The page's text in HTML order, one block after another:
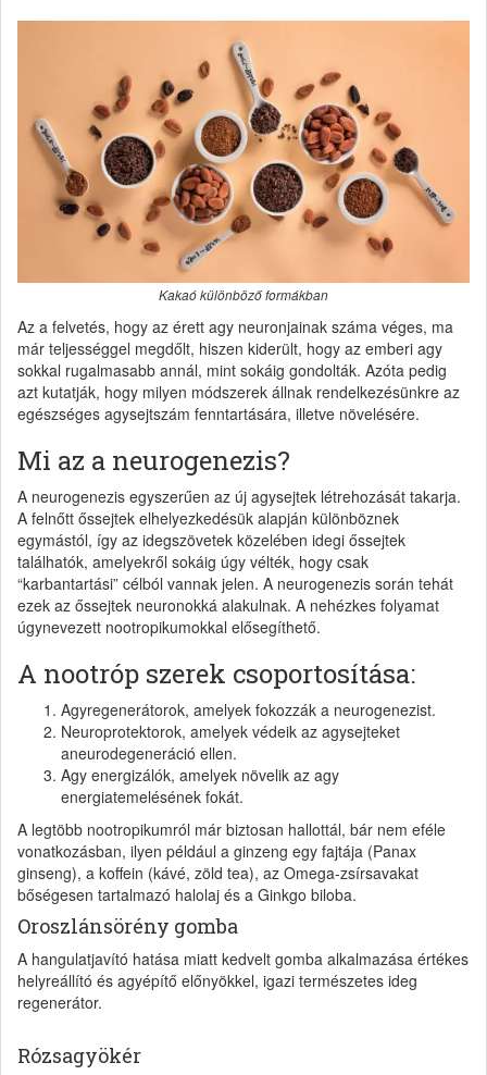
Kakaó különböző formákban
Az a felvetés, hogy az érett agy neuronjainak száma véges, ma
már teljességgel megdőlt, hiszen kiderült, hogy az emberi agy
sokkal rugalmasabb annál, mint sokáig gondolták. Azóta pedig
azt kutatják, hogy milyen módszerek állnak rendelkezésünkre az
egészséges agysejtszám fenntartására, illetve növelésére.
Mi az a neurogenezis?
A neurogenezis egyszerűen az új agysejtek létrehozását takarja.
A felnőtt őssejtek elhelyezkedésük alapján különböznek
egymástól, így az idegszövetek közelében idegi őssejtek
találhatók, amelyekről sokáig úgy vélték, hogy csak
“karbantartási” célból vannak jelen. A neurogenezis során tehát
ezek az őssejtek neuronokká alakulnak. A nehézkes folyamat
úgynevezett nootropikumokkal elősegíthető.
A nootróp szerek csoportosítása:
Agyregenerátorok, amelyek fokozzák a neurogenezist.
Neuroprotektorok, amelyek védeik az agysejteket
aneurodegeneráció ellen.
Agy energizálók, amelyek növelik az agy
energiatemelésének fokát.
A legtöbb nootropikumról már biztosan hallottál, bár nem eféle
vonatkozásban, ilyen például a ginzeng egy fajtája (Panax
ginseng), a koffein (kávé, zöld tea), az Omega-zsírsavakat
bőségesen tartalmazó halolaj és a Ginkgo biloba.
Oroszlánsörény gomba
A hangulatjavító hatása miatt kedvelt gomba alkalmazása értékes
helyreállító és agyépítő előnyökkel, igazi természetes ideg
regenerátor.
Rózsagyökér